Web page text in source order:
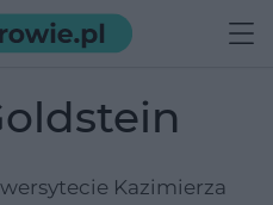
Kazimierza